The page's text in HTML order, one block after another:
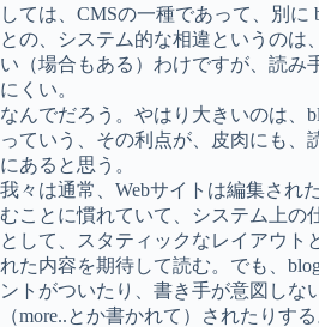
しては、CMSの一種であって、別に
との、システム的な相違というのは
い（場合もある）わけですが、読み
にくい。
なんでだろう。やはり大きいのは、
っていう、その利点が、皮肉にも、
にあると思う。
我々は通常、Webサイトは編集され
むことに慣れていて、システム上の
として、スタティックなレイアウト
れた内容を期待して読む。でも、
ントがついたり、書き手が意図しな
（more..とか書かれて）されたりす